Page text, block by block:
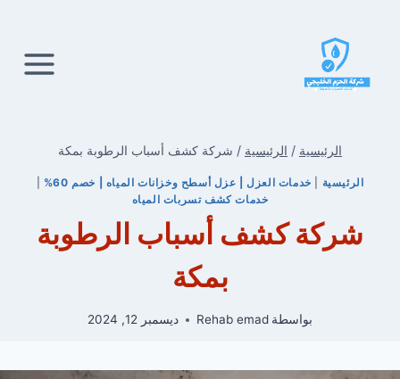
الرئيسية / الرئيسية / شركة كشف أسباب الرطوبة بمكة
الرئيسية خدمات العزل | عزل أسطح وخزانات المياه | خصم 60%
خدمات كشف تسربات المياه
شركة كشف أسباب الرطوبة
بمكة
بواسطة Rehab emad ديسمبر 12, 2024